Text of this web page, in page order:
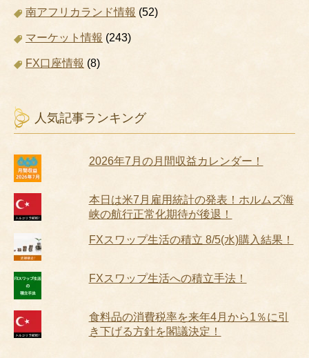
南アフリカランド情報 (52)
マーケット情報 (243)
FX口座情報 (8)
人気記事ランキング
2026年7月の月間収益カレンダー！
本日は米7月雇用統計の発表！ホルムズ海
峡の航行正常化期待が後退！
FXスワップ生活の積立 8/5(水)購入結果！
FXスワップ生活への積立手法！
食料品の消費税率を来年4月から1％に引
き下げる方針を閣議決定！